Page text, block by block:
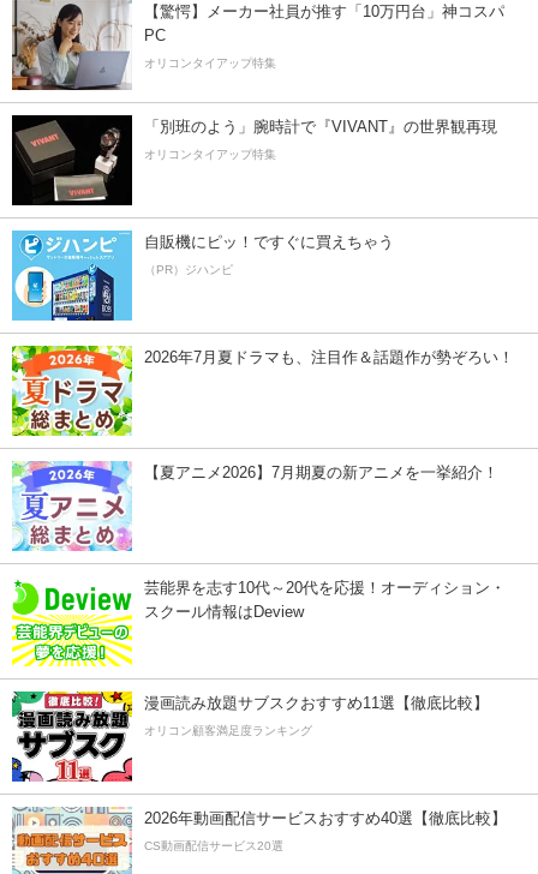
【驚愕】メーカー社員が推す「10万円台」神コスパ
PC
オリコンタイアップ特集
「別班のよう」腕時計で『VIVANT』の世界観再現
オリコンタイアップ特集
自販機にピッ！ですぐに買えちゃう
（PR）ジハンピ
2026年7月夏ドラマも、注目作＆話題作が勢ぞろい！
【夏アニメ2026】7月期夏の新アニメを一挙紹介！
芸能界を志す10代～20代を応援！オーディション・
スクール情報はDeview
漫画読み放題サブスクおすすめ11選【徹底比較】
オリコン顧客満足度ランキング
2026年動画配信サービスおすすめ40選【徹底比較】
CS動画配信サービス20選